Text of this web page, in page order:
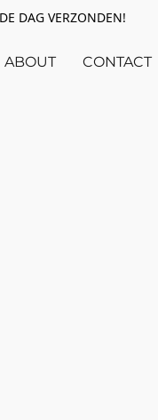
DAG VERZONDEN!
ABOUT CONTACT